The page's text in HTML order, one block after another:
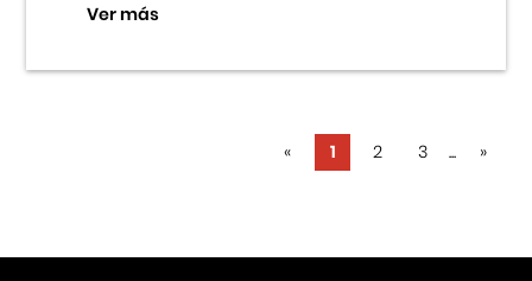
Ver más
« 1 2 3 ... »